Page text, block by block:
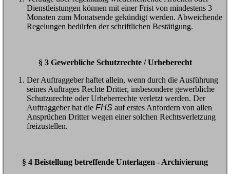
Dienstleistungen können mit einer Frist von mindestens 3
Monaten zum Monatsende gekündigt werden. Abweichende
Regelungen bedürfen der schriftlichen Bestätigung.
§ 3 Gewerbliche Schutzrechte / Urheberecht
Der Auftraggeber haftet allein, wenn durch die Ausführung
seines Auftrages Rechte Dritter, insbesondere gewerbliche
Schutzurechte oder Urheberrechte verletzt werden. Der
Auftraggeber hat die FHS auf erstes Anfordern von allen
Ansprüchen Dritter wegen einer solchen Rechtsverletzung
freizustellen.
§ 4 Beistellung betreffende Unterlagen - Archivierung